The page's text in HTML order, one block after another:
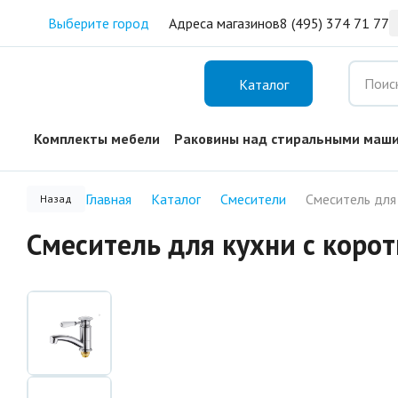
Выберите город Адреса магазинов8 (495) 374 71 77
Каталог
Комплекты мебели Раковины над стиральными
Назад Главная Каталог Смесители
Смеситель для кухни с